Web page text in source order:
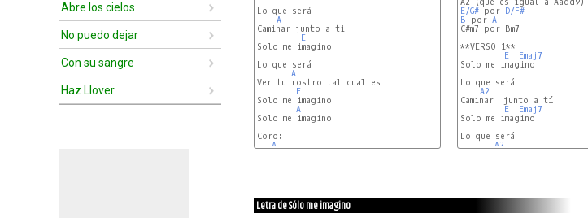
Abre los cielos
No puedo dejar
Con su sangre
Haz Llover
Lo que será
A
Caminar junto a ti
E
Solo me imagino
Lo que será
A
Ver tu rostro tal cual es
E
Solo me imagino
A
Solo me imagino
Coro:
A
E/G# por D/F#
B por A
C#m7 por Bm7
**VERSO 1**
E
Emaj7
Solo me imagino
Lo que será
A2
Caminar  junto a tí
E
Emaj7
Solo me imagino
Lo que será
A2
Letra de Sólo me imagino